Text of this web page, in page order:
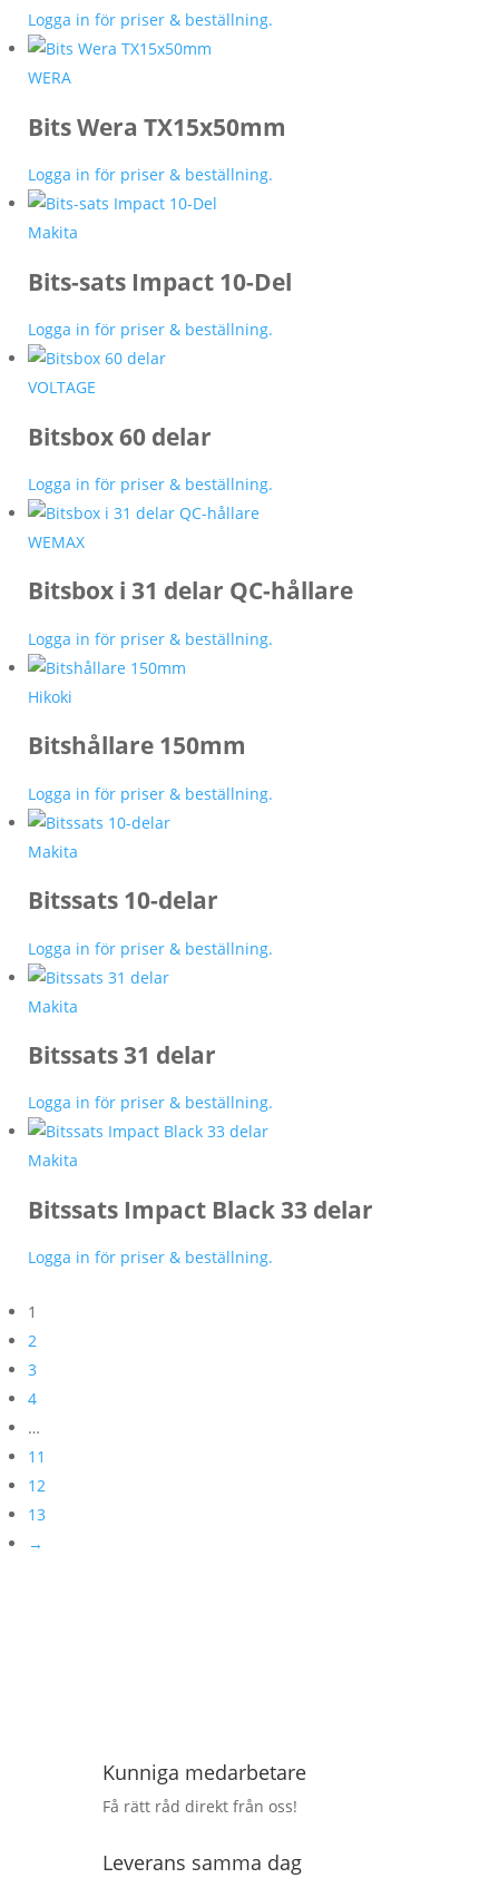
Logga in för priser & beställning.
WERA
Bits Wera TX15x50mm
Logga in för priser & beställning.
Makita
Bits-sats Impact 10-Del
Logga in för priser & beställning.
VOLTAGE
Bitsbox 60 delar
Logga in för priser & beställning.
WEMAX
Bitsbox i 31 delar QC-hållare
Logga in för priser & beställning.
Hikoki
Bitshållare 150mm
Logga in för priser & beställning.
Makita
Bitssats 10-delar
Logga in för priser & beställning.
Makita
Bitssats 31 delar
Logga in för priser & beställning.
Makita
Bitssats Impact Black 33 delar
Logga in för priser & beställning.
1
2
3
4
…
11
12
13
→
Kunniga medarbetare
Få rätt råd direkt från oss!
Leverans samma dag